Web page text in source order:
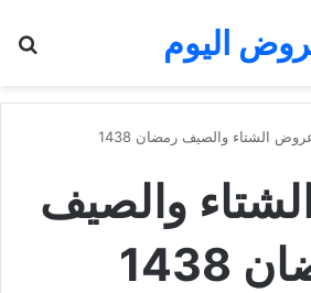
اليوم
الشتاء والصيف رمضان 1438
والصيف